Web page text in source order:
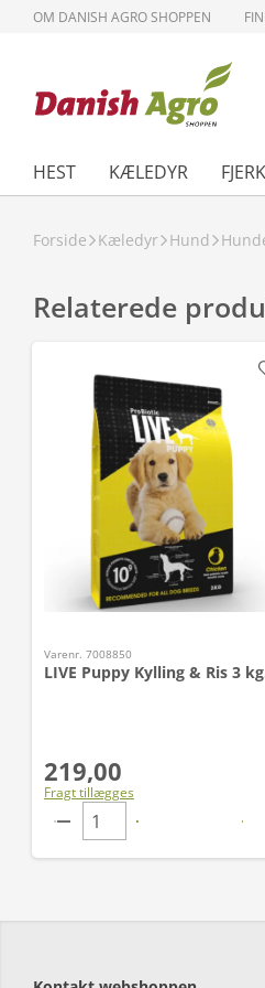
OM DANISH AGRO SHOPPEN
HEST KÆLEDYR
Forside Kæledyr Hund
Relaterede
Varenr. 7008850
LIVE Puppy Kylling & Ris 3
219,00
Fragt tillægges